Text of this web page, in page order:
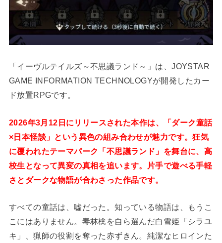
「イーヴルテイルズ～不思議ランド～」は、JOYSTAR
GAME INFORMATION TECHNOLOGYが開発したカー
ド放置RPGです。
2026年3月12日にリリースされた本作は、「ダーク童話
×日本怪談」という異色の組み合わせが魅力です。狂気
に覆われたテーマパーク「不思議ランド」を舞台に、高
校生となって異変の真相を追います。片手で遊べる手軽
さとダークな物語が合わさった作品です。
すべての童話は、嘘だった。知っている物語は、もうこ
こにはありません。毒林檎を自ら選んだ白雪姫「シラユ
キ」、猟師の役割を奪った赤ずきん。純潔なヒロインた